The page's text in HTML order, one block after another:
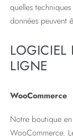
quelles
données peuvent
LOGICIEL
LIGNE
WooCommerce
Notre boutique
WooCommerce.